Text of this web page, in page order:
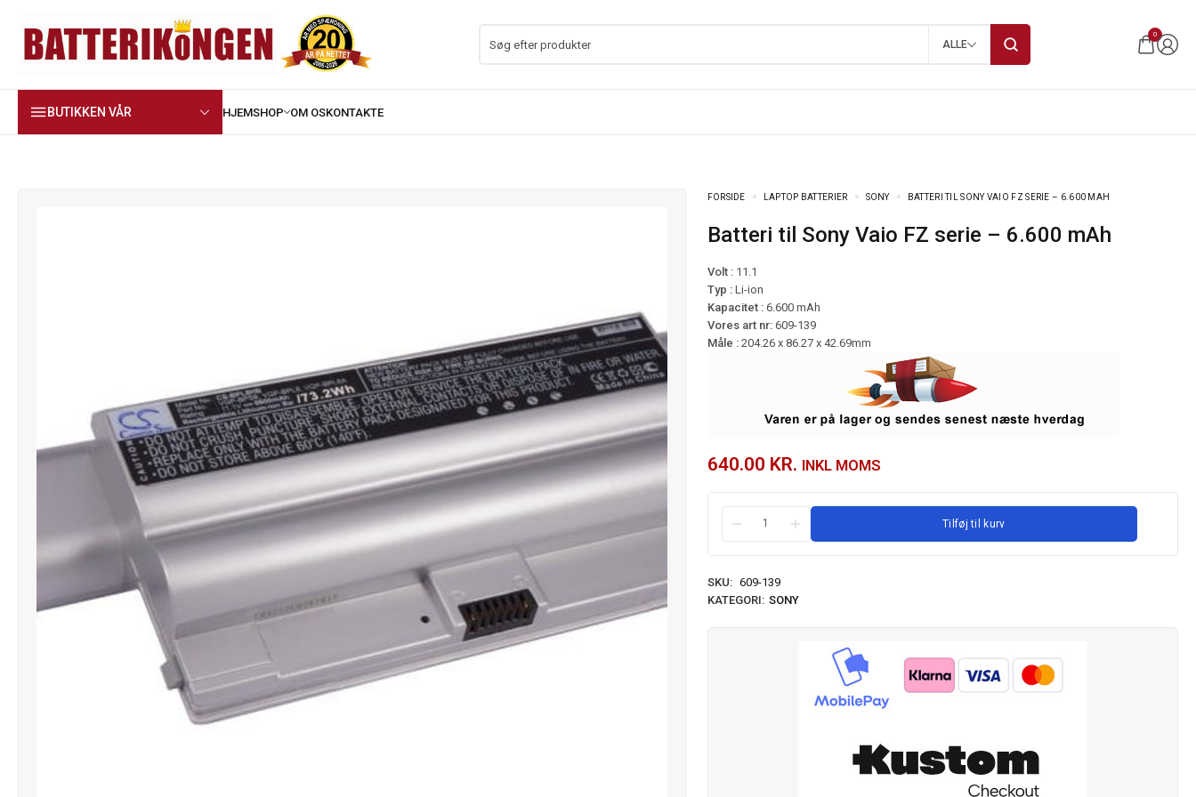
ALLE
0
BUTIKKEN VÅR
FORSIDE LAPTOP BATTERIER SONY BATTERI TIL SONY VAIO FZ SERIE – 6.600 MAH
Batteri til Sony Vaio FZ serie – 6.600 mAh
Volt :11.1
Typ : Li-ion
Kapacitet : 6.600 mAh
Vores art nr: 609-139
Måle : 204.26 x 86.27 x 42.69mm
640.00 KR. INKL MOMS
Tilføj til kurv
SKU: 609-139
KATEGORI: SONY